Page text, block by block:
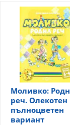
Моливко:
реч. Олекотен
пълноцветен
вариант